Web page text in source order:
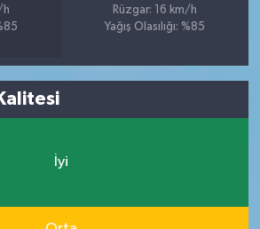
h
Rüzgar: 16 km/h
Yağış Olasılığı: %85
İyi